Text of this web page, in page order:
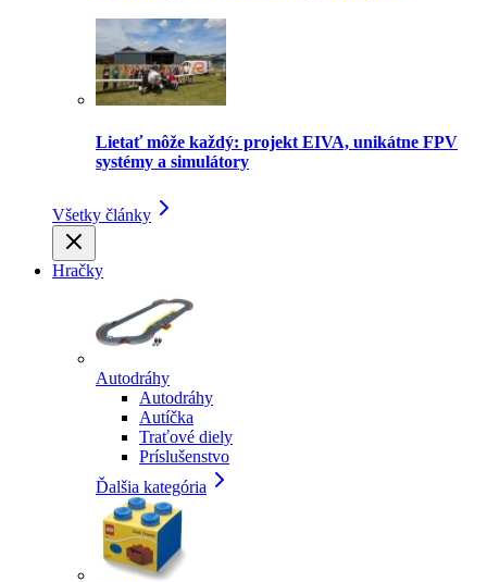
Lietať môže každý: projekt EIVA, unikátne FPV
systémy a simulátory
Všetky články
Hračky
Autodráhy
Autodráhy
Autíčka
Traťové diely
Príslušenstvo
Ďalšia kategória